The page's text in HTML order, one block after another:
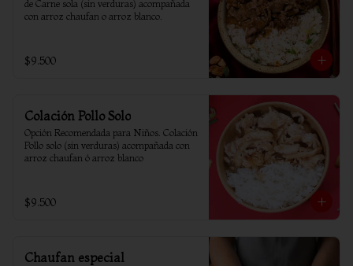
de Carne sola (sin verduras) acompañada
con arroz chaufan o arroz blanco.
$9.500
Colación Pollo Solo
Opción Recomendada para Niños. Colación
Pollo solo (sin verduras) acompañada con
arroz chaufan ó arroz blanco
$9.500
Chaufan especial